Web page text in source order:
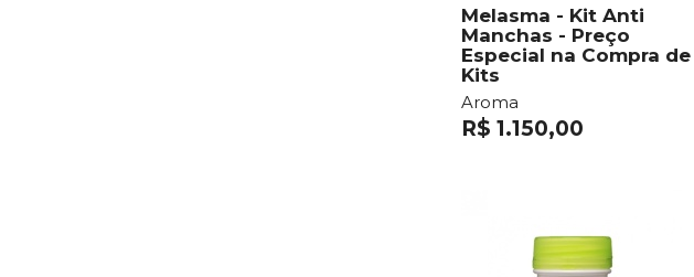
Melasma - Kit Anti
Manchas - Preço
Especial na Compra de
Kits
Aroma
R$ 1.150,00